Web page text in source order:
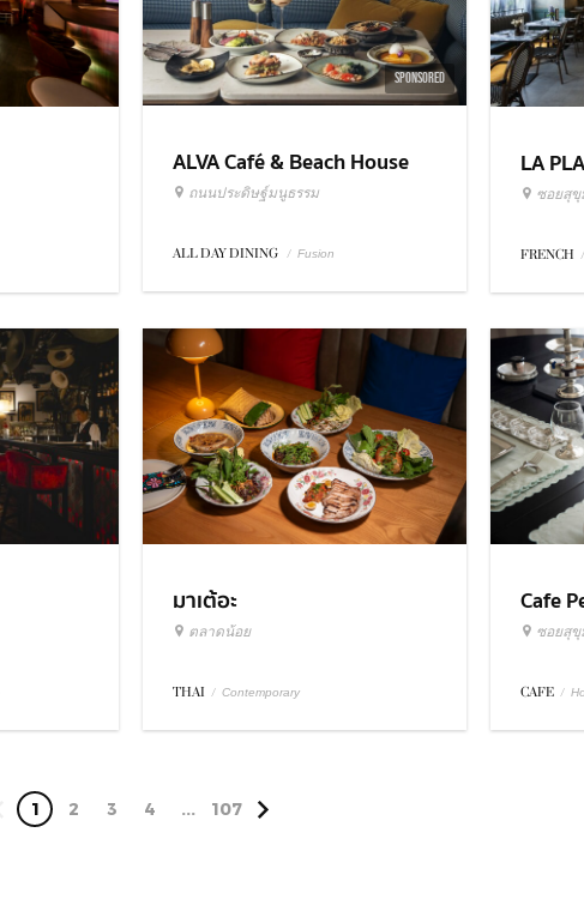
SPONSORED
ALVA Café & Beach House
ถนนประดิษฐ์มนูธรรม
ALL DAY DINING / Fusion
LA
ซอยสุขุ
FRENCH /
มาเต้อะ
ตลาดน้อย
THAI / Contemporary
Cafe
ซอยสุขุ
CAFE /
1 2 3 4 ... 107